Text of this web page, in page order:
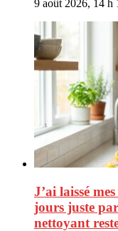
9 août 2026, 14 h
J’ai laissé
jours juste
nettoyant